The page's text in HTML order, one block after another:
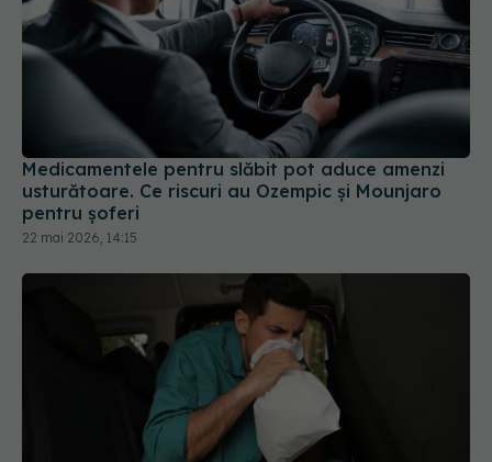
Medicamentele pentru slăbit pot aduce amenzi
usturătoare. Ce riscuri au Ozempic și Mounjaro
pentru șoferi
22 mai 2026, 14:15